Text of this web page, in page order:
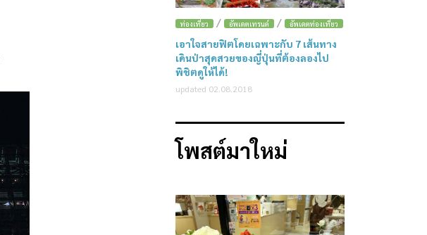
ท่องเที่ยว / อัพเดตเทรนด์ / อัพเดตท่องเที่ยว
เอาใจสายฟิตโดยเฉพาะกับ 7 เส้นทาง
เดินป่าสุดสวยของญี่ปุ่นที่ต้องลองไป
พิชิตดูให้ได้!
updated 02.08.2018
โพสต์มาใหม่